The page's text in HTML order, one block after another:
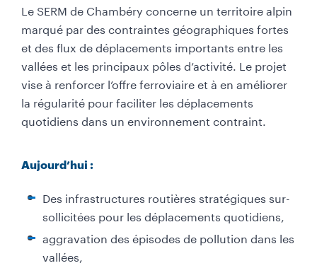
Le SERM de Chambéry concerne un territoire alpin
marqué par des contraintes géographiques fortes
et des flux de déplacements importants entre les
vallées et les principaux pôles d’activité. Le projet
vise à renforcer l’offre ferroviaire et à en améliorer
la régularité pour faciliter les déplacements
quotidiens dans un environnement contraint.
Aujourd’hui :
Des infrastructures routières stratégiques sur-
sollicitées pour les déplacements quotidiens,
aggravation des épisodes de pollution dans les
vallées,